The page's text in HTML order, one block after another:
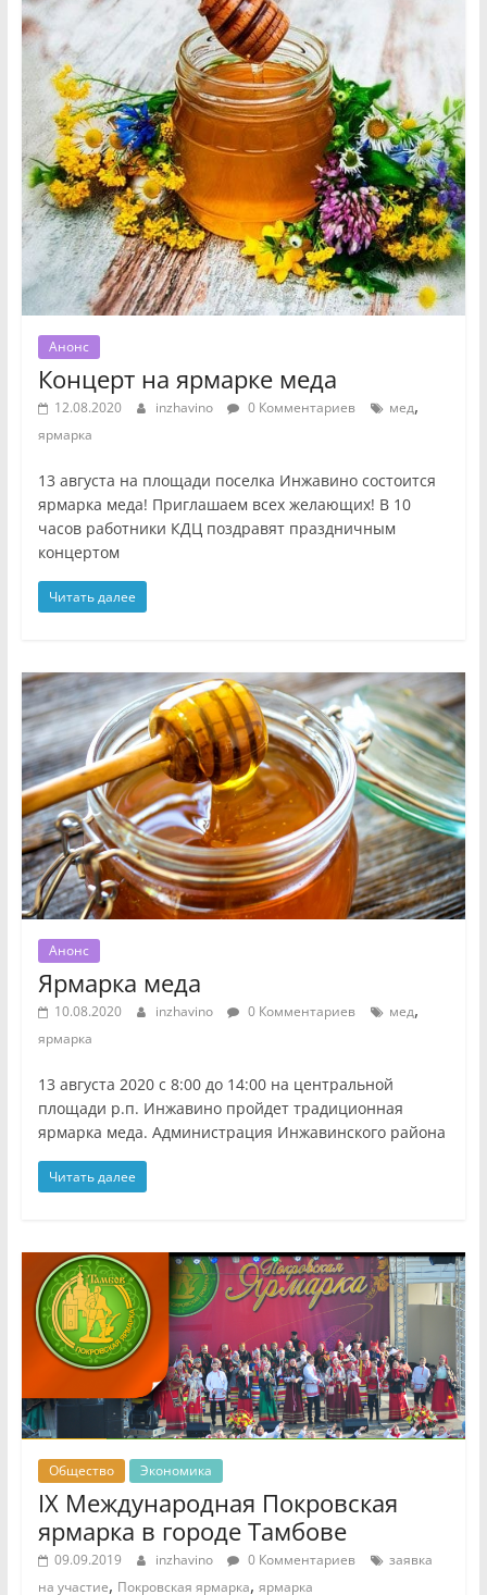
Анонс
Концерт на ярмарке меда
12.08.2020 inzhavino 0 Комментариев мед,
ярмарка
13 августа на площади поселка Инжавино состоится
ярмарка меда! Приглашаем всех желающих! В 10
часов работники КДЦ поздравят праздничным
концертом
Читать далее
Анонс
Ярмарка меда
10.08.2020 inzhavino 0 Комментариев мед,
ярмарка
13 августа 2020 с 8:00 до 14:00 на центральной
площади р.п. Инжавино пройдет традиционная
ярмарка меда. Администрация Инжавинского района
Читать далее
Общество Экономика
IX Международная Покровская
ярмарка в городе Тамбове
09.09.2019 inzhavino 0 Комментариев
заявка
на участие, Покровская ярмарка, ярмарка